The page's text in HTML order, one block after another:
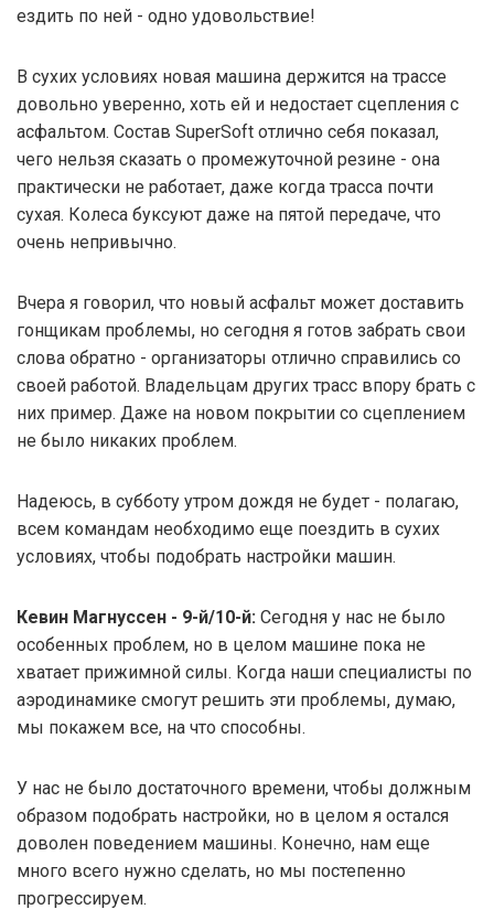
ездить по ней - одно удовольствие!
В сухих условиях новая машина держится на трассе
довольно уверенно, хоть ей и недостает сцепления с
асфальтом. Состав SuperSoft отлично себя показал,
чего нельзя сказать о промежуточной резине - она
практически не работает, даже когда трасса почти
сухая. Колеса буксуют даже на пятой передаче, что
очень непривычно.
Вчера я говорил, что новый асфальт может доставить
гонщикам проблемы, но сегодня я готов забрать свои
слова обратно - организаторы отлично справились со
своей работой. Владельцам других трасс впору брать с
них пример. Даже на новом покрытии со сцеплением
не было никаких проблем.
Надеюсь, в субботу утром дождя не будет - полагаю,
всем командам необходимо еще поездить в сухих
условиях, чтобы подобрать настройки машин.
Кевин Магнуссен - 9-й/10-й: Сегодня у нас не было
особенных проблем, но в целом машине пока не
хватает прижимной силы. Когда наши специалисты по
аэродинамике смогут решить эти проблемы, думаю,
мы покажем все, на что способны.
У нас не было достаточного времени, чтобы должным
образом подобрать настройки, но в целом я остался
доволен поведением машины. Конечно, нам еще
много всего нужно сделать, но мы постепенно
прогрессируем.